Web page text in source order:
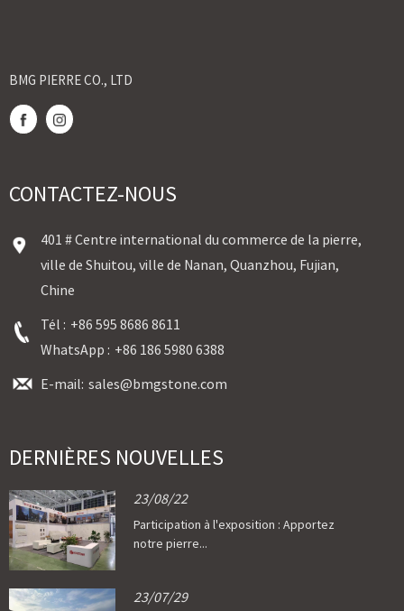
BMG PIERRE CO., LTD
CONTACTEZ-NOUS
401 # Centre international du commerce de la pierre,
ville de Shuitou, ville de Nanan, Quanzhou, Fujian,
Chine
Tél : +86 595 8686 8611
WhatsApp : +86 186 5980 6388
E-mail: sales@bmgstone.com
DERNIÈRES NOUVELLES
23/08/22
Participation à l'exposition : Apportez
notre pierre...
23/07/29